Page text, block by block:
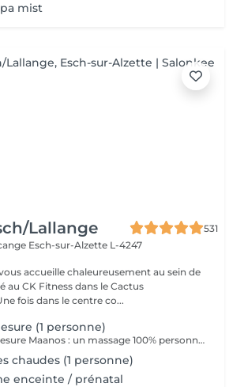
mist
Lallange
531
Esch-sur-Alzette L-4247
accueille chaleureusement au sein de
au CK Fitness dans le Cactus
fois dans le centre co...
(1 personne)
Le Massage Sur Mesure Maanos : un massage 100% personnalisé en fonction de vos besoins et de vos envies !
chaudes (1 personne)
enceinte / prénatal